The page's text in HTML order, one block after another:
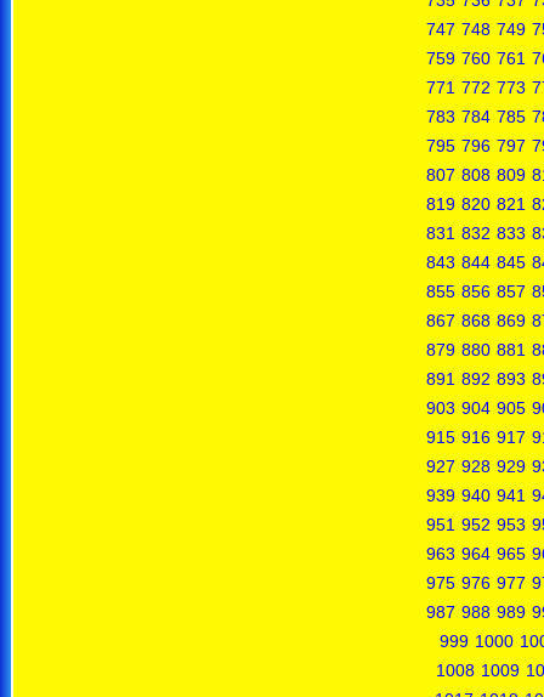
747 748 749
759 760 761
771 772 773
783 784 785
795 796 797
807 808 809
819 820 821
831 832 833
843 844 845
855 856 857
867 868 869
879 880 881
891 892 893
903 904 905
915 916 917
927 928 929
939 940 941
951 952 953
963 964 965
975 976 977
987 988 989
999 1000
1008 1009